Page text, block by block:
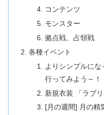
コンテンツ
モンスター
拠点戦、占領戦
各種イベント
よりシンプルに
行ってみよう～！
新規衣装 「ラブ
[月の週間] 月の精